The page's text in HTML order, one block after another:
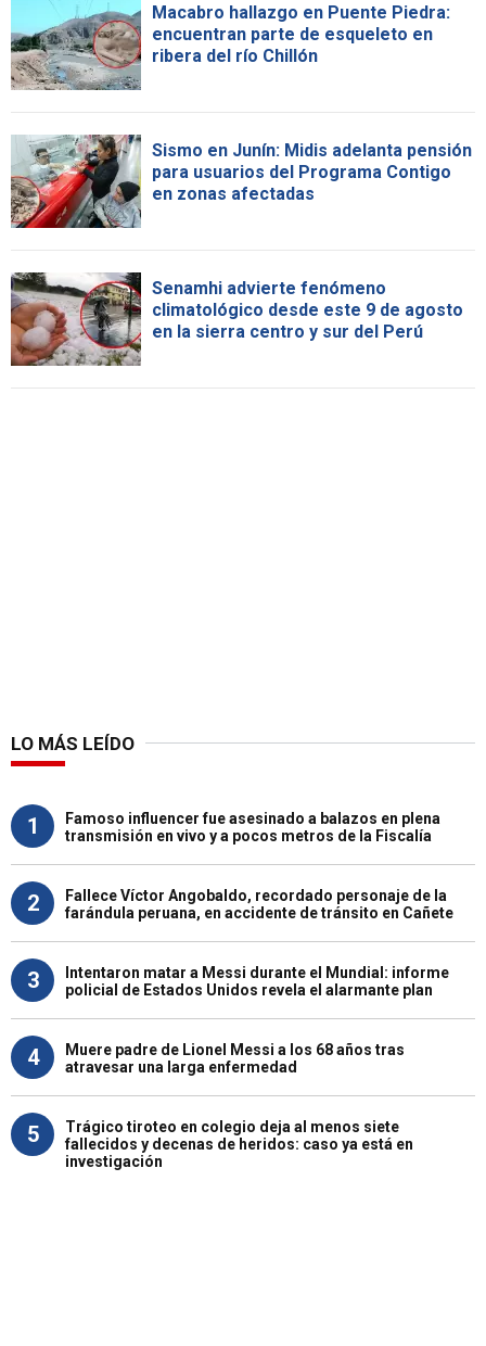
Macabro hallazgo en Puente Piedra:
encuentran parte de esqueleto en
ribera del río Chillón
Sismo en Junín: Midis adelanta pensión
para usuarios del Programa Contigo
en zonas afectadas
Senamhi advierte fenómeno
climatológico desde este 9 de agosto
en la sierra centro y sur del Perú
LO MÁS LEÍDO
1
Famoso influencer fue asesinado a balazos en plena
transmisión en vivo y a pocos metros de la Fiscalía
2
Fallece Víctor Angobaldo, recordado personaje de la
farándula peruana, en accidente de tránsito en Cañete
3
Intentaron matar a Messi durante el Mundial: informe
policial de Estados Unidos revela el alarmante plan
4
Muere padre de Lionel Messi a los 68 años tras
atravesar una larga enfermedad
5
Trágico tiroteo en colegio deja al menos siete
fallecidos y decenas de heridos: caso ya está en
investigación